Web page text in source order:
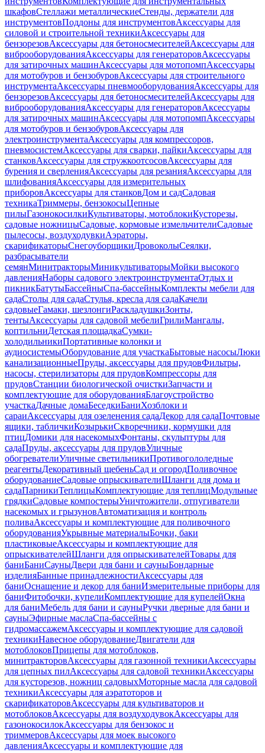
шкафовСтеллажи металлическиеСтенды, держатели для
инструментовПоддоны для инструментовАксессуары для
силовой и строительной техникиАксессуары для
бензорезовАксессуары для бетоносмесителейАксессуары для
виброоборудованияАксессуары для генераторовАксессуары
для затирочных машинАксессуары для мотопомпАксессуары
для мотобуров и бензобуровАксессуары для строительного
инструментаАксессуары пневмооборудованияАксессуары для
бензорезовАксессуары для бетоносмесителейАксессуары для
виброоборудованияАксессуары для генераторовАксессуары
для затирочных машинАксессуары для мотопомпАксессуары
для мотобуров и бензобуровАксессуары для
электроинструментаАксессуары для компрессоров,
пневмосистемАксессуары для сварки, пайкиАксессуары для
станковАксессуары для стружкоотсосовАксессуары для
бурения и сверленияАксессуары для резанияАксессуары для
шлифованияАксессуары для измерительных
приборовАксессуары для станковДом и садСадовая
техникаТриммеры, бензокосыЦепные
пилыГазонокосилкиКультиваторы, мотоблокиКусторезы,
садовые ножницыСадовые, кормовые измельчителиСадовые
пылесосы, воздуходувкиАэраторы,
скарификаторыСнегоуборщикиДровоколыСеялки,
разбрасыватели
семянМинитракторыМиникультиваторыМойки высокого
давленияНаборы садового электроинструментаОтдых и
пикникБатутыБассейныСпа-бассейныКомплекты мебели для
садаСтолы для садаСтулья, кресла для садаКачели
садовыеГамаки, шезлонгиРаскладушкиЗонты,
тентыАксессуары для садовой мебелиГрилиМангалы,
коптильниДетская площадкаСумки-
холодильникиПортативные колонки и
аудиосистемыОборудование для участкаБытовые насосыЛюки
канализационныеПруды, аксессуары для прудовФильтры,
насосы, стерилизаторы для прудовКомпрессоры для
прудовСтанции биологической очисткиЗапчасти и
комплектующие для оборудованияБлагоустройство
участкаДачные домаБеседкиБаниХозблоки и
сараиАксессуары для озеленения садаДекор для садаПочтовые
ящики, табличкиКозырькиСкворечники, кормушки для
птицДомики для насекомыхФонтаны, скульптуры для
садаПруды, аксессуары для прудовУличные
обогревателиУличные светильникиПротивогололедные
реагентыДекоративный щебеньСад и огородПоливочное
оборудованиеСадовые опрыскивателиШланги для дома и
садаПарникиТеплицыКомплектующие для теплицМодульные
грядкиСадовые компостерыУничтожители, отпугиватели
насекомых и грызуновАвтоматизация и контроль
поливаАксессуары и комплектующие для поливочного
оборудованияУкрывные материалыБочки, баки
пластиковыеАксессуары и комплектующие для
опрыскивателейШланги для опрыскивателейТовары для
баниБаниСауныДвери для бани и сауныБондарные
изделияБанные принадлежностиАксессуары для
баниОснащение и декор для баниИзмерительные приборы для
баниФитобочки, купелиКомплектующие для купелейОкна
для баниМебель для бани и сауныРучки дверные для бани и
сауныЭфирные маслаСпа-бассейны с
гидромассажемАксессуары и комплектующие для садовой
техникиНавесное оборудованиеДвигатели для
мотоблоковПрицепы для мотоблоков,
минитракторовАксессуары для газонной техникиАксессуары
для цепных пилАксессуары для садовой техникиАксессуары
для кусторезов, ножниц садовыхМоторные масла для садовой
техникиАксессуары для аэратоторов и
скарификаторовАксессуары для культиваторов и
мотоблоковАксессуары для воздуходувокАксессуары для
газонокосилокАксессуары для бензокос и
триммеровАксессуары для моек высокого
давленияАксессуары и комплектующие для